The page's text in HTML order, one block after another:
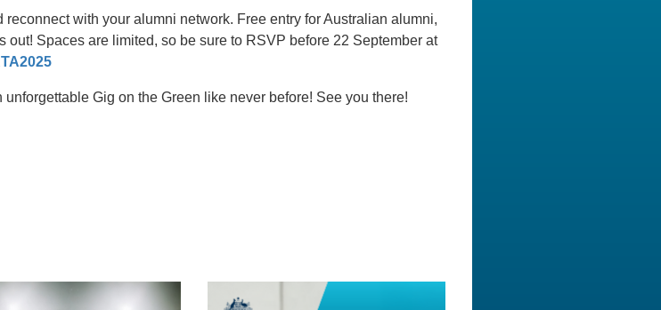
with your alumni network. Free entry for Australian alumni,
out! Spaces are limited, so be sure to RSVP before 22 September at
Gig on the Green like never before! See you there!